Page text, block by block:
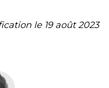
le 19 août 2023